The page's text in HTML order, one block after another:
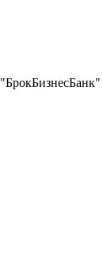
"БрокБизнесБанк"